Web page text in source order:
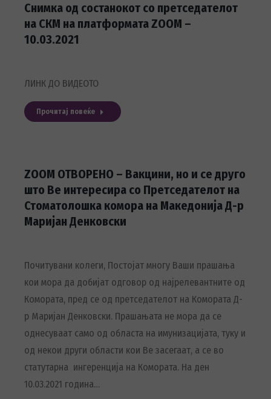
Снимка од состанокот со претседателот
на СКМ на платформата ZOOM –
10.03.2021
ЛИНК ДО ВИДЕОТО
Прочитај повеќе
ZOOM ОТВОРЕНО – Вакцини, но и се друго
што Ве интересира со Претседателот на
Стоматолошка комора на Македонија Д-р
Маријан Денковски
Почитувани колеги, Постојат многу Ваши прашања
кои мора да добијат одговор од најрелевантните од
Комората, пред се од претседателот на Комората Д-
р Маријан Денковски. Прашањата не мора да се
однесуваат само од областа на имунизацијата, туку и
од некои други области кои Ве засегаат, а се во
статутарна ингеренција на Комората. На ден
10.03.2021 година…